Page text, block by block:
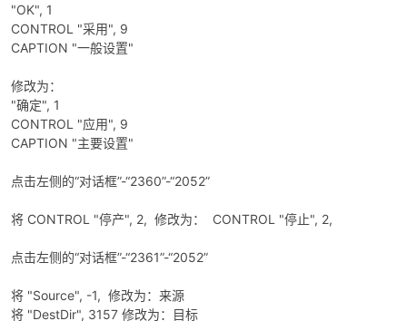
"OK", 1
CONTROL "采用", 9
CAPTION "一般设置"
修改为：
"确定", 1
CONTROL "应用", 9
CAPTION "主要设置"
点击左侧的“对话框”-“2360”-“2052”
将 CONTROL "停产", 2, 修改为： CONTROL "停止", 2,
点击左侧的“对话框”-“2361”-“2052”
将 "Source", -1, 修改为：来源
将 "DestDir", 3157 修改为：目标